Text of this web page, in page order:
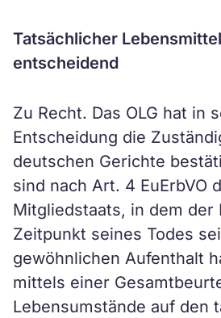
Tatsächlicher
entscheidend
Zu Recht. Das OLG hat in
Entscheidung die
deutschen Gerichte
sind nach Art. 4 EuErbVO
Mitgliedstaats, in dem der
Zeitpunkt seines Todes
gewöhnlichen Aufenthalt
mittels einer
Lebensumstände auf den